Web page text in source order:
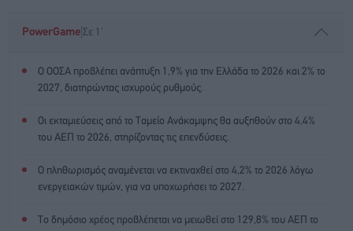
PowerGame Σε 1'
Ο ΟΟΣΑ προβλέπει ανάπτυξη 1,9% για την Ελλάδα το 2026 και 2% το
2027, διατηρώντας ισχυρούς ρυθμούς.
Οι εκταμιεύσεις από το Ταμείο Ανάκαμψης θα αυξηθούν στο 4,4%
του ΑΕΠ το 2026, στηρίζοντας τις επενδύσεις.
Ο πληθωρισμός αναμένεται να εκτιναχθεί στο 4,2% το 2026 λόγω
ενεργειακών τιμών, για να υποχωρήσει το 2027.
Το δημόσιο χρέος προβλέπεται να μειωθεί στο 129,8% του ΑΕΠ το